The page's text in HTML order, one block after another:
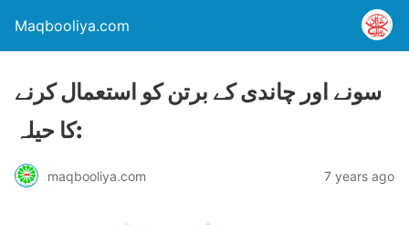
Maqbooliya.com
سونے اور چاندی کے برتن کو استعمال کرنے
کا حیلہ:
maqbooliya.com 7 years ago